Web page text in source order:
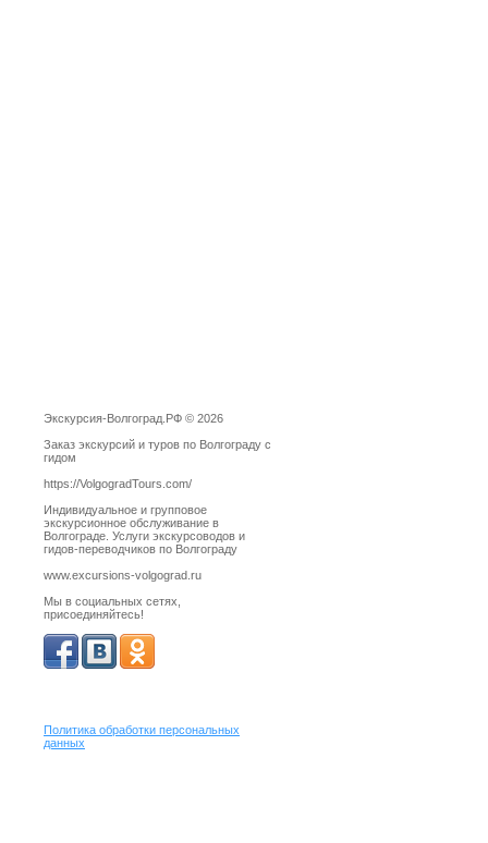
Экскурсия-Волгоград.РФ © 2026
Заказ экскурсий и туров по Волгограду с
гидом
https://VolgogradTours.com/
Индивидуальное и групповое
экскурсионное обслуживание в
Волгограде. Услуги экскурсоводов и
гидов-переводчиков по Волгограду
www.excursions-volgograd.ru
Мы в социальных сетях,
присоединяйтесь!
Политика обработки персональных
данных